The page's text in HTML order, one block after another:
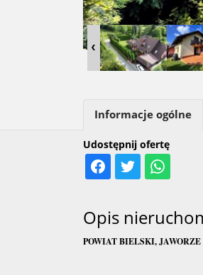
Udostępnij ofertę
Informacje ogólne
Opis
POWIAT BIELSKI, JAWORZE